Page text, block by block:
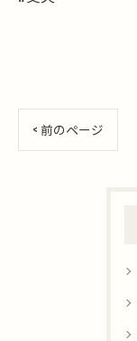
< 前のページ